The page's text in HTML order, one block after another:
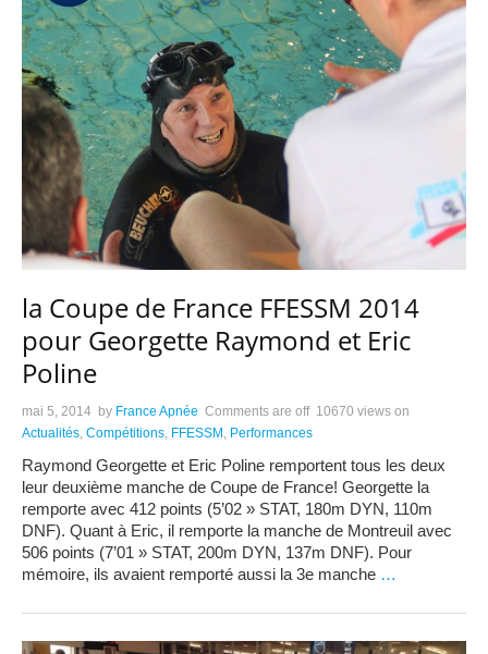
la Coupe de France FFESSM 2014
pour Georgette Raymond et Eric
Poline
mai 5, 2014 by France Apnée Comments are off 10670 views on
Actualités, Compétitions, FFESSM , Performances
Raymond Georgette et Eric Poline remportent tous les deux
leur deuxième manche de Coupe de France! Georgette la
remporte avec 412 points (5’02 » STAT, 180m DYN, 110m
DNF). Quant à Eric, il remporte la manche de Montreuil avec
506 points (7’01 » STAT, 200m DYN, 137m DNF). Pour
mémoire, ils avaient remporté aussi la 3e manche …